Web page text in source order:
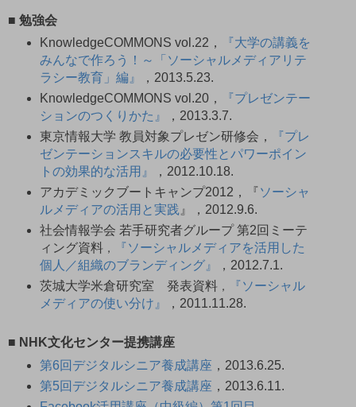
■ 勉強会
KnowledgeCOMMONS vol.22，
『大学の講義を
みんなで作ろう！～「ソーシャルメディアリテ
ラシー教育」編』
，2013.5.23.
KnowledgeCOMMONS vol.20，
『プレゼンテー
ションのつくりかた』
，2013.3.7.
東京情報大学 教員対象プレゼン研修会，
『プレ
ゼンテーションスキルの必要性とパワーポイン
トの効果的な活用』
，2012.10.18.
アカデミックブートキャンプ2012，『 ソーシャ
ルメディアの活用と実践 』，2012.9.6.
社会情報学会 若手研究者グループ 第2回ミーテ
ィング資料，
『ソーシャルメディアを活用した
個人／組織のブランディング』
，2012.7.1.
茨城大学米倉研究室 発表資料，
『ソーシャル
メディアの使い分け』
，2011.11.28.
■ NHK文化センター提携講座
第6回デジタルシニア養成講座 ，2013.6.25.
第5回デジタルシニア養成講座 ，2013.6.11.